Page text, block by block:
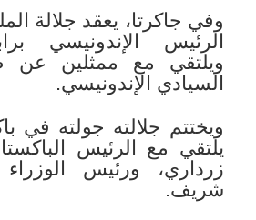
وفي جاكرتا، يعقد جلالة
الرئيس الإندونيسي
ويلتقي مع ممثلين عن
السيادي الإندونيسي.
ويختتم جلالته جولته في
يلتقي مع الرئيس
زرداري، ورئيس
شريف.